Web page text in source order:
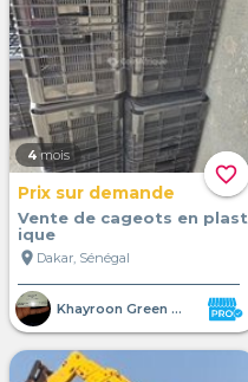
favorite_border
4 mois
Prix sur demande
Vente de cageots en plast
ique
location_on Dakar, Sénégal
Khayroon Green Shelter SUARL